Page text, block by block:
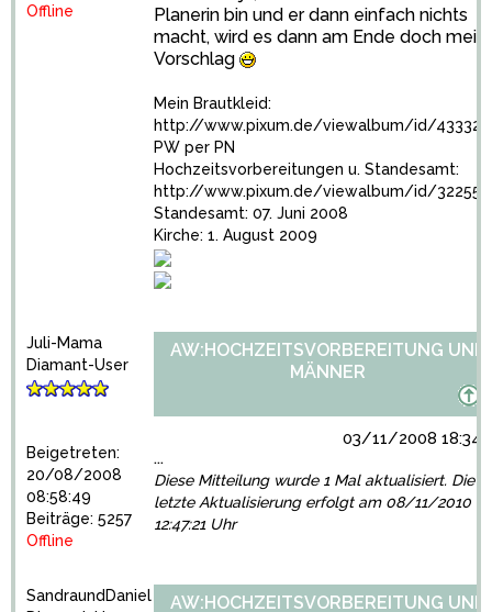
Offline
Planerin bin und er dann einfach nichts
macht, wird es dann am Ende doch mein
Vorschlag
Mein Brautkleid:
http://www.pixum.de/viewalbum/id/
PW per PN
Hochzeitsvorbereitungen u. Standesamt:
http://www.pixum.de/viewalbum/id/
Standesamt: 07. Juni 2008
Kirche: 1. August 2009
Juli-Mama
Diamant-User
Beigetreten:
20/08/2008
08:58:49
Beiträge: 5257
Offline
AW:HOCHZEITSVORBEREITUNG UND
MÄNNER
03/11/2008
...
Diese Mitteilung wurde 1 Mal aktualisiert. Die
letzte Aktualisierung erfolgt am 08/11/2010
12:47:21 Uhr
SandraundDaniel
AW:HOCHZEITSVORBEREITUNG UND